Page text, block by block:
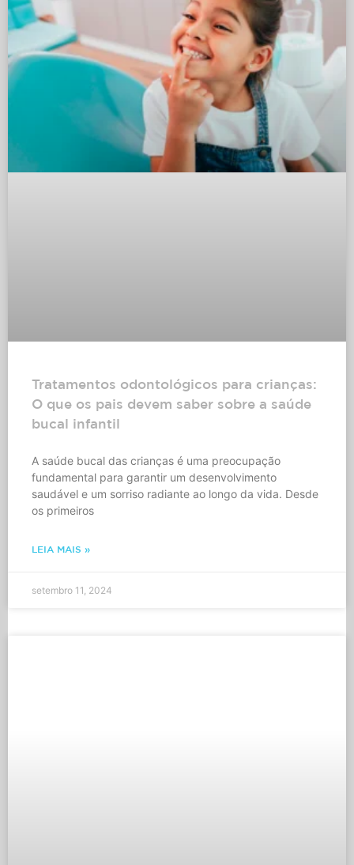
Tratamentos odontológicos para crianças:
O que os pais devem saber sobre a saúde
bucal infantil
A saúde bucal das crianças é uma preocupação
fundamental para garantir um desenvolvimento
saudável e um sorriso radiante ao longo da vida. Desde
os primeiros
LEIA MAIS »
setembro 11, 2024